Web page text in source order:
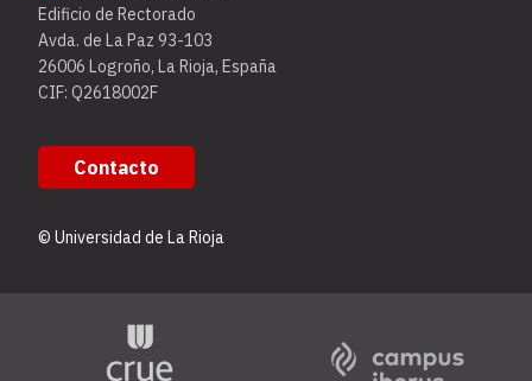
Edificio de Rectorado
Avda. de La Paz 93-103
26006 Logroño, La Rioja, España
CIF: Q2618002F
Contacto
© Universidad de La Rioja